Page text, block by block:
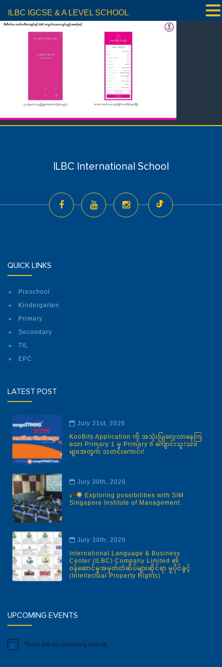
ILBC International School
QUICK LINKS
Preschool
Kindergarten
Primary
Secondary
TIL
EPC
LATEST POST
July 31st, 2026
KooBits Application ကို အသုံးပြုလေ့လာနေကြ
သော Primary 1 မှ Primary 6 ကျောင်းသူ/သား
များအတွက် သတင်းကောင်း!
July 30th, 2026
Exploring possibilities with SIM
Singapore Institute of Management.
July 30th, 2026
International Language & Business
Center (ILBC) Company Limited ၏
ဝန်ဆောင်မှုအမှတ်တံဆိပ်များဆိုင်ရာ မူပိုင်ခွင့်
(Intellectual Property Rights)
UPCOMING EVENTS
Notice There are no upcoming events.
ILBC IGCSE & A LEVEL SCHOOL